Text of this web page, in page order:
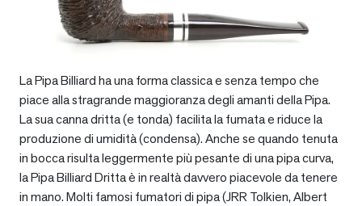
La Pipa Billiard ha una forma classica e senza tempo che
piace alla stragrande maggioranza degli amanti della Pipa.
La sua canna dritta (e tonda) facilita la fumata e riduce la
produzione di umidità (condensa). Anche se quando tenuta
in bocca risulta leggermente più pesante di una pipa curva,
la Pipa Billiard Dritta è in realtà davvero piacevole da tenere
in mano. Molti famosi fumatori di pipa (JRR Tolkien, Albert